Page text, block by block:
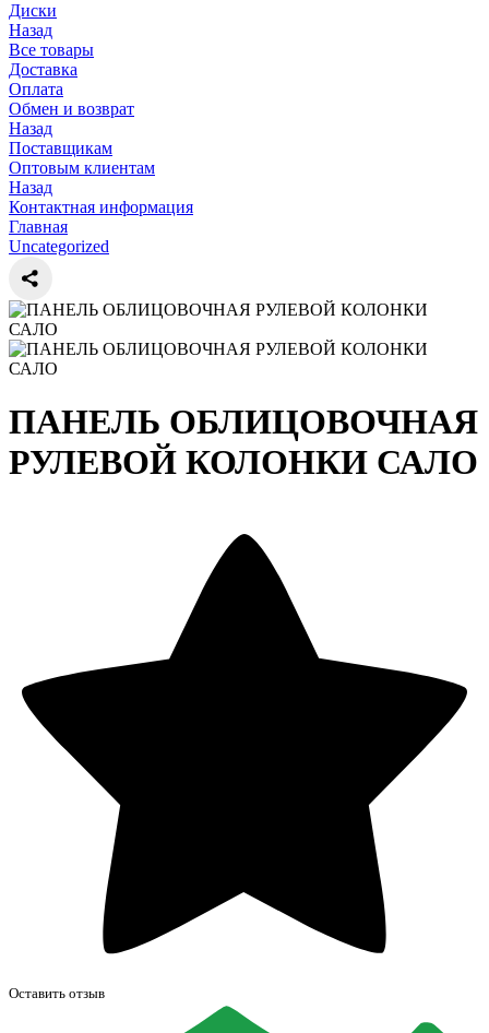
Диски
Назад
Все товары
Доставка
Оплата
Обмен и возврат
Назад
Поставщикам
Оптовым клиентам
Назад
Контактная информация
Главная
Uncategorized
ПАНЕЛЬ ОБЛИЦОВОЧНАЯ
РУЛЕВОЙ КОЛОНКИ САЛО
Оставить отзыв